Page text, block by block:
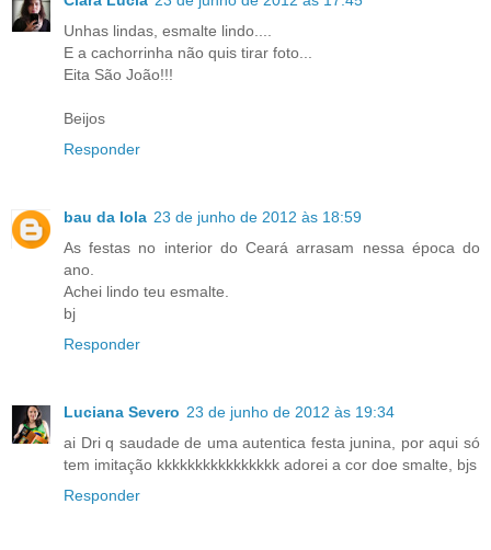
Unhas lindas, esmalte lindo....
E a cachorrinha não quis tirar foto...
Eita São João!!!
Beijos
Responder
bau da lola 23 de junho de 2012 às 18:59
As festas no interior do Ceará arrasam nessa época do
ano.
Achei lindo teu esmalte.
bj
Responder
Luciana Severo 23 de junho de 2012 às 19:34
ai Dri q saudade de uma autentica festa junina, por aqui só
tem imitação kkkkkkkkkkkkkkkk adorei a cor doe smalte, bjs
Responder